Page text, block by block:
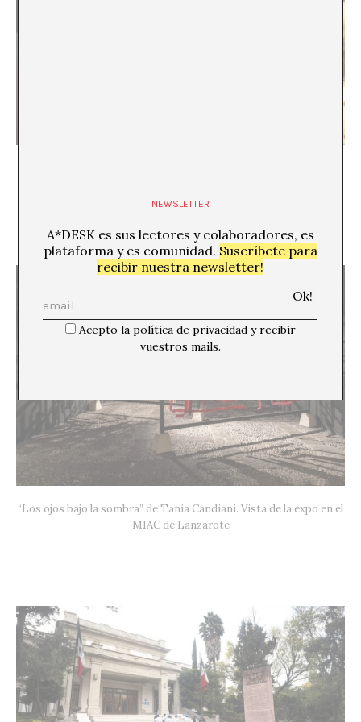
“Los ojos bajo la sombra” de Tania Candiani. Vista de la expo en el
MIAC de Lanzarote
NEWSLETTER
A*DESK es sus lectores y colaboradores, es
plataforma y es comunidad. Suscríbete para
recibir nuestra newsletter!
Acepto la política de privacidad y recibir
vuestros mails.